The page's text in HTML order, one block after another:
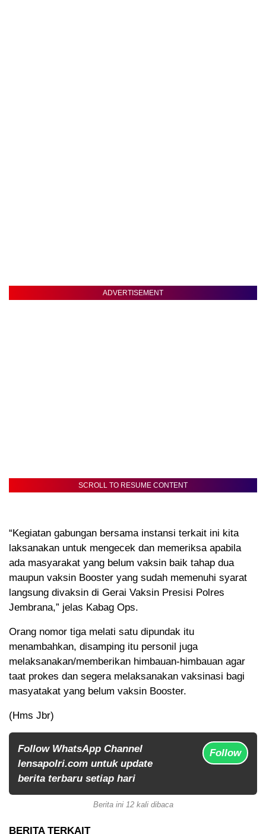
ADVERTISEMENT
SCROLL TO RESUME CONTENT
“Kegiatan gabungan bersama instansi terkait ini kita
laksanakan untuk mengecek dan memeriksa apabila
ada masyarakat yang belum vaksin baik tahap dua
maupun vaksin Booster yang sudah memenuhi syarat
langsung divaksin di Gerai Vaksin Presisi Polres
Jembrana,” jelas Kabag Ops.
Orang nomor tiga melati satu dipundak itu
menambahkan, disamping itu personil juga
melaksanakan/memberikan himbauan-himbauan agar
taat prokes dan segera melaksanakan vaksinasi bagi
masyatakat yang belum vaksin Booster.
(Hms Jbr)
Follow WhatsApp Channel
lensapolri.com untuk update
berita terbaru setiap hari
Follow
Berita ini 12 kali dibaca
BERITA TERKAIT